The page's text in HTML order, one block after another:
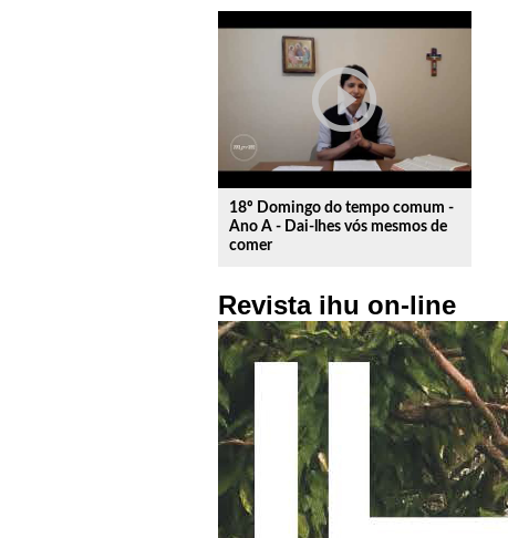
play_circle_outline
18º Domingo do tempo comum -
Ano A - Dai-lhes vós mesmos de
comer
Revista ihu on-line